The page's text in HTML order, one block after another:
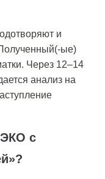
и
ые)
атки. Через 12–14
анализ на
с